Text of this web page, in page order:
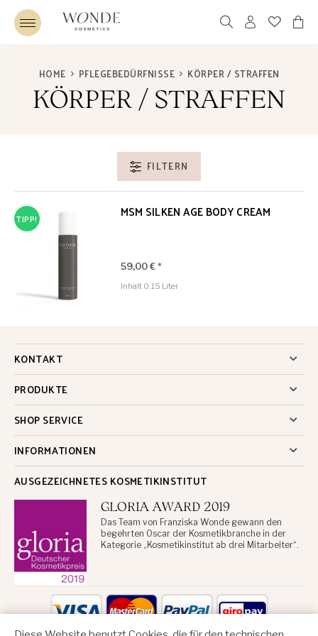
HOME PFLEGEBEDÜRFNISSE KÖRPER / STRAFFEN
KÖRPER / STRAFFEN
FILTERN
TIPP! MSM SILKEN AGE BODY CREAM
59,00 € *
Inhalt 0.15 Liter
KONTAKT
PRODUKTE
SHOP SERVICE
INFORMATIONEN
AUSGEZEICHNETES KOSMETIKINSTITUT
GLORIA AWARD 2019
Das Team von Franziska Wonde gewann den
begehrten Oscar der Kosmetikbranche in der
Kategorie „Kosmetikinstitut ab drei Mitarbeiter“.